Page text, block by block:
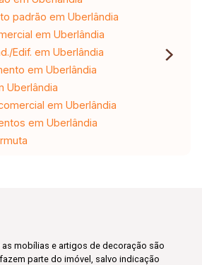
padrão em Uberlândia
em Uberlândia
Edif. em Uberlândia
em Uberlândia
Uberlândia
em Uberlândia
em Uberlândia
as mobílias e artigos de decoração são
parte do imóvel, salvo indicação